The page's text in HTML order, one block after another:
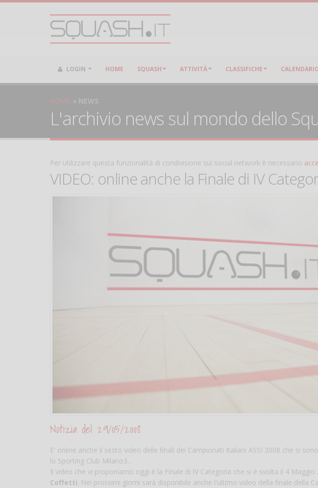
LOGIN HOME SQUASH ATTIVITÀ CLASSIFICHE
HOME NEWS
L'archivio news sul mondo dello
Per utilizzare questa funzionalità di condivisione sui social network è necessario
VIDEO: online anche la Finale di IV
Notizia del 29/05/2008
E' online anche il sesto video delle finali dei Campionati Italiani ASSI 2008 che si
lo Sporting Club Milano3...
Il video che vi proponiamo oggi è la Finale di IV Categoria che si è svolta il 4 Maggio
Coffetti. Nei prossimi giorni sarà disponibile anche l'ultimo video della finale della